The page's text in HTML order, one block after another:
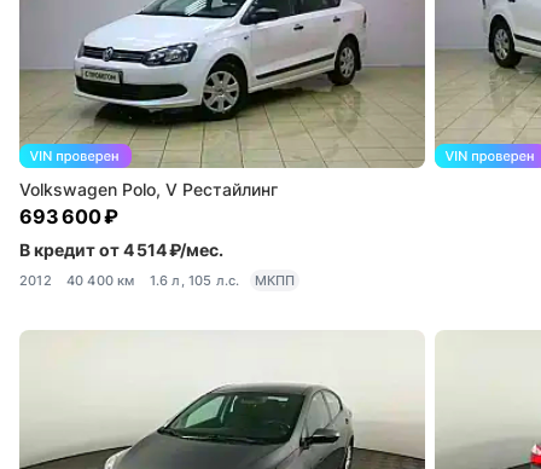
Volkswagen Polo, V Рестайлинг
693 600 ₽
В кредит от 4 514 ₽/мес.
2012 40 400 км 1.6 л, 105 л.с. МКПП